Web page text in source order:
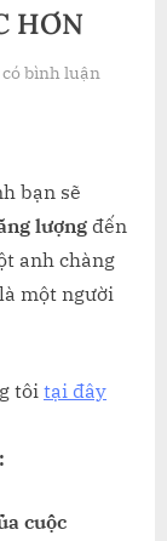
HƠN
bình luậnở
số
59:
ĐỂ
CUỘC
HƠN
bạn sẽ
lượng đến
anh chàng
một người
tôi tại đây
cuộc